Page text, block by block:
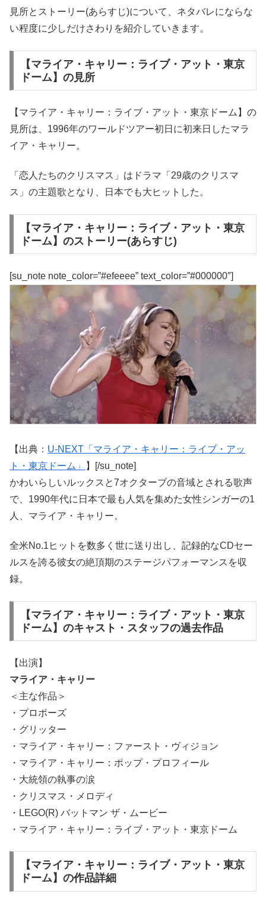
見所とストーリー(あらすじ)について、ネタバレにならな
い程度に少しだけさわりを紹介していきます。
【マライア・キャリー：ライブ・アット・東京
ドーム】の見所
【マライア・キャリー：ライブ・アット・東京ドーム】の
見所は、1996年のワールドツアー初日に初来日したマラ
イア・キャリー。
「恋人たちのクリスマス」はドラマ「29歳のクリスマ
ス」の主題歌となり、日本でも大ヒットした。
【マライア・キャリー：ライブ・アット・東京
ドーム】のストーリー(あらすじ)
[su_note note_color=”#efeeee” text_color=”#000000″]
【出典： U-NEXT「マライア・キャリー：ライブ・アッ
ト・東京ドーム」
】[/su_note]
かわいらしいルックスと7オクターブの音域とされる歌声
で、1990年代に日本で最も人気を集めた女性シンガーの1
人、マライア・キャリー。
全米No.1ヒットを数多く世に送り出し、記録的なCDセー
ルスを誇る彼女の絶頂期のステージパフォーマンスを収
録。
【マライア・キャリー：ライブ・アット・東京
ドーム】のキャスト・スタッフの過去作品
【出演】
マライア・キャリー
＜主な作品＞
・プロポーズ
・グリッター
・マライア・キャリー：ファースト・ヴィジョン
・マライア・キャリー：ポップ・プロフィール
・大統領の執事の涙
・クリスマス・メロディ
・LEGO(R) バットマン ザ・ムービー
・マライア・キャリー：ライブ・アット・東京ドーム
【マライア・キャリー：ライブ・アット・東京
ドーム】の作品詳細